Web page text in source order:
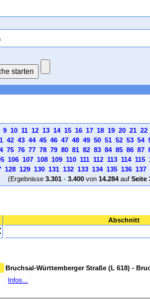
9 10 11 12 13 14 15 16 17 18 19 20 21 22
42 43 44 45 46 47 48 49 50 51 52 53 54
75 76 77 78 79 80 81 82 83 84 85 86 87
106 107 108 109 110 111 112 113 114 115
128 129 130 131 132 133 134 135 136 137
(Ergebnisse 3.301- 3.400von 14.284auf Seite
Abschnitt
Bruchsal-Württemberger Straße (L 618) -
Infos...